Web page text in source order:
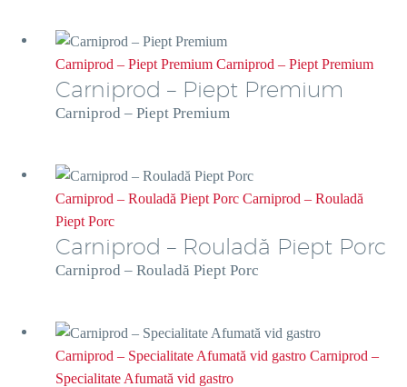
Carniprod – Piept Premium Carniprod – Piept Premium
Carniprod – Piept Premium
Carniprod – Piept Premium
Carniprod – Rouladă Piept Porc Carniprod – Rouladă
Piept Porc
Carniprod – Rouladă Piept Porc
Carniprod – Rouladă Piept Porc
Carniprod – Specialitate Afumată vid gastro Carniprod –
Specialitate Afumată vid gastro